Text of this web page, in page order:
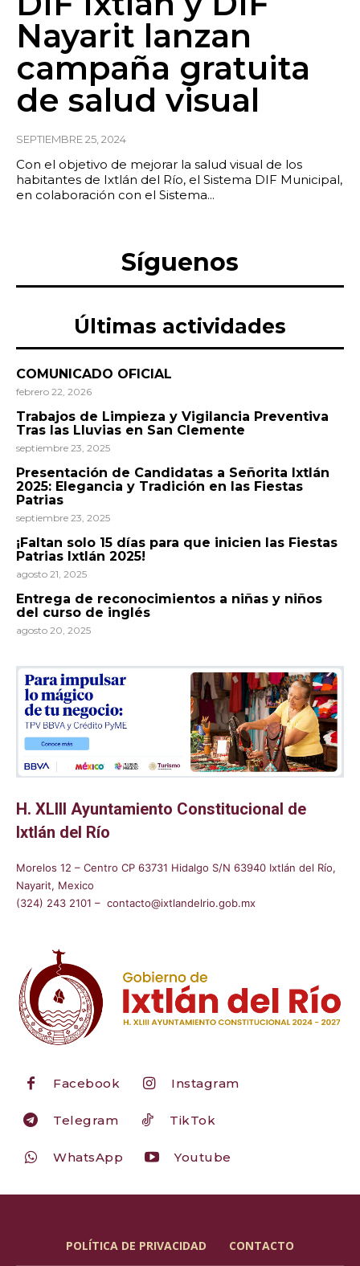
Nayarit lanzan
campaña gratuita
de salud visual
SEPTIEMBRE 25, 2024
Con el objetivo de mejorar la salud visual de los
habitantes de Ixtlán del Río, el Sistema DIF Municipal,
en colaboración con el Sistema...
Síguenos
Últimas actividades
COMUNICADO OFICIAL
febrero 22, 2026
Trabajos de Limpieza y Vigilancia Preventiva
Tras las Lluvias en San Clemente
septiembre 23, 2025
Presentación de Candidatas a Señorita Ixtlán
2025: Elegancia y Tradición en las Fiestas
Patrias
septiembre 23, 2025
¡Faltan solo 15 días para que inicien las Fiestas
Patrias Ixtlán 2025!
agosto 21, 2025
Entrega de reconocimientos a niñas y niños
del curso de inglés
agosto 20, 2025
H. XLIII Ayuntamiento Constitucional de
Ixtlán del Río
Morelos 12 – Centro CP 63731 Hidalgo S/N 63940 Ixtlán del Río,
Nayarit, Mexico
(324) 243 2101 – contacto@ixtlandelrio.gob.mx
Facebook Instagram
Telegram TikTok
WhatsApp Youtube
POLÍTICA DE PRIVACIDAD CONTACTO